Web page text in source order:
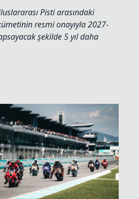
Pisti arasındaki
resmi onayıyla 2027-
şekilde 5 yıl daha